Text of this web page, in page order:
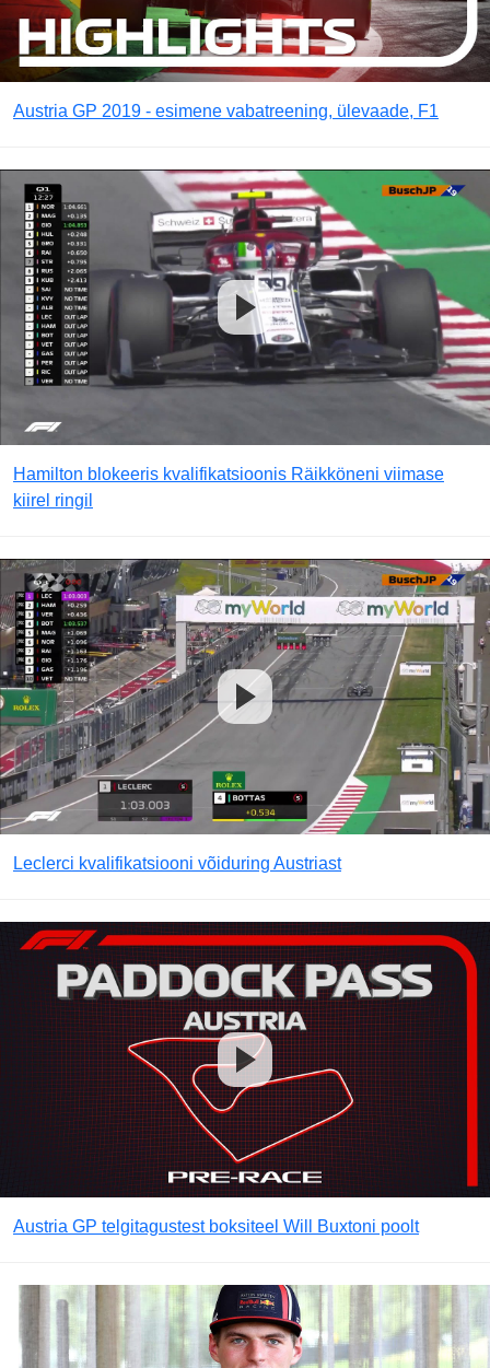
Austria GP 2019 - esimene vabatreening, ülevaade, F1
Hamilton blokeeris kvalifikatsioonis Räikköneni viimase
kiirel ringil
Leclerci kvalifikatsiooni võiduring Austriast
Austria GP telgitagustest boksiteel Will Buxtoni poolt